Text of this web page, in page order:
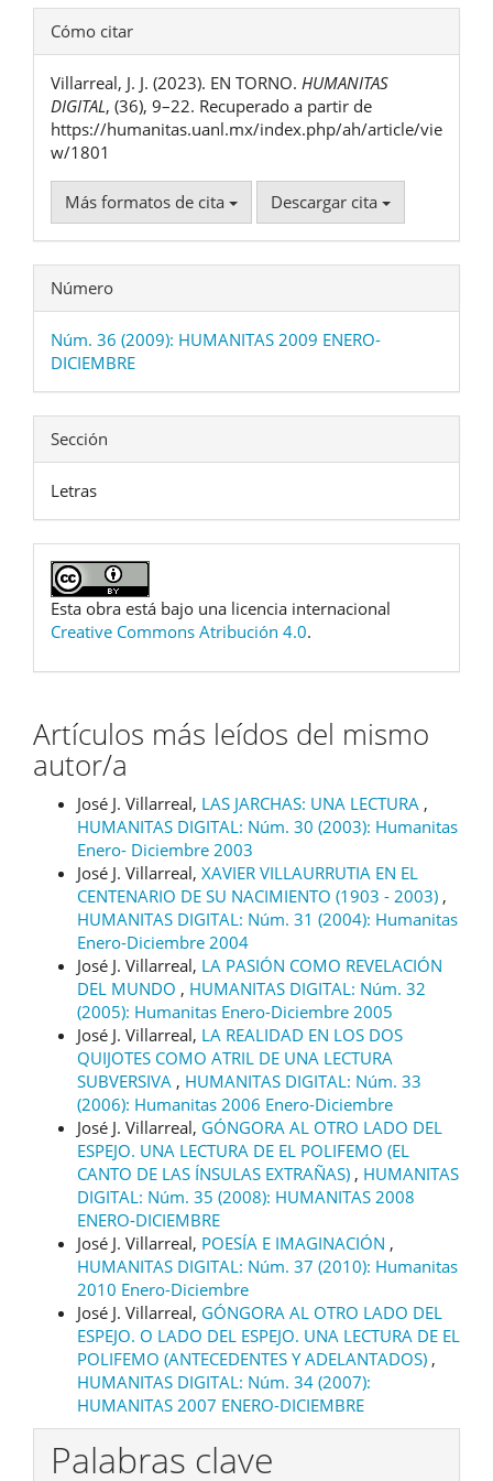
Detalles
del
artículo
Cómo citar
Villarreal, J. J. (2023). EN TORNO. HUMANITAS
DIGITAL, (36), 9–22. Recuperado a partir de
https://humanitas.uanl.mx/index.php/ah/article/vie
w/1801
Más formatos de cita Descargar cita
Número
Núm. 36 (2009): HUMANITAS 2009 ENERO-
DICIEMBRE
Sección
Letras
Esta obra está bajo una licencia internacional
Creative Commons Atribución 4.0.
Artículos más leídos del mismo
autor/a
José J. Villarreal, LAS JARCHAS: UNA LECTURA ,
HUMANITAS DIGITAL: Núm. 30 (2003): Humanitas
Enero- Diciembre 2003
José J. Villarreal, XAVIER VILLAURRUTIA EN EL
CENTENARIO DE SU NACIMIENTO (1903 - 2003) ,
HUMANITAS DIGITAL: Núm. 31 (2004): Humanitas
Enero-Diciembre 2004
José J. Villarreal, LA PASIÓN COMO REVELACIÓN
DEL MUNDO , HUMANITAS DIGITAL: Núm. 32
(2005): Humanitas Enero-Diciembre 2005
José J. Villarreal, LA REALIDAD EN LOS DOS
QUIJOTES COMO ATRIL DE UNA LECTURA
SUBVERSIVA , HUMANITAS DIGITAL: Núm. 33
(2006): Humanitas 2006 Enero-Diciembre
José J. Villarreal, GÓNGORA AL OTRO LADO DEL
ESPEJO. UNA LECTURA DE EL POLIFEMO (EL
CANTO DE LAS ÍNSULAS EXTRAÑAS) , HUMANITAS
DIGITAL: Núm. 35 (2008): HUMANITAS 2008
ENERO-DICIEMBRE
José J. Villarreal, POESÍA E IMAGINACIÓN ,
HUMANITAS DIGITAL: Núm. 37 (2010): Humanitas
2010 Enero-Diciembre
José J. Villarreal, GÓNGORA AL OTRO LADO DEL
ESPEJO. O LADO DEL ESPEJO. UNA LECTURA DE EL
POLIFEMO (ANTECEDENTES Y ADELANTADOS) ,
HUMANITAS DIGITAL: Núm. 34 (2007):
HUMANITAS 2007 ENERO-DICIEMBRE
Palabras clave